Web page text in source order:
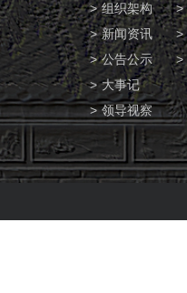
组织架构
新闻资讯
公告公示
大事记
领导视察